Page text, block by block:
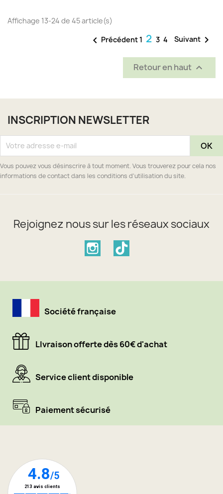
Affichage 13-24 de 45 article(s)
 Précédent1 2 3 4 Suivant 
Retour en haut 
INSCRIPTION NEWSLETTER
Vous pouvez vous désinscrire à tout moment. Vous trouverez pour cela nos
informations de contact dans les conditions d'utilisation du site.
Rejoignez nous sur les réseaux sociaux
Instagram
Société française
LIvraison offerte dès 60€ d'achat
Service client disponible
Paiement sécurisé